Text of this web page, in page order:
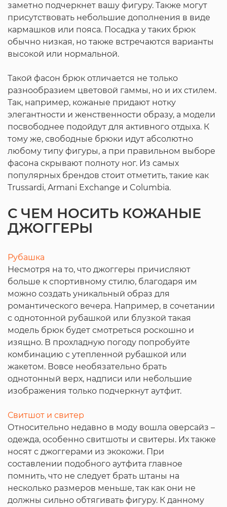
заметно подчеркнет вашу фигуру. Также могут
присутствовать небольшие дополнения в виде
кармашков или пояса. Посадка у таких брюк
обычно низкая, но также встречаются варианты
высокой или нормальной.
Такой фасон брюк отличается не только
разнообразием цветовой гаммы, но и их стилем.
Так, например, кожаные придают нотку
элегантности и женственности образу, а модели
посвободнее подойдут для активного отдыха. К
тому же, свободные брюки идут абсолютно
любому типу фигуры, а при правильном выборе
фасона скрывают полноту ног. Из самых
популярных брендов стоит отметить, такие как
Trussardi, Armani Exchange и Columbia.
С ЧЕМ НОСИТЬ КОЖАНЫЕ
ДЖОГГЕРЫ
Рубашка
Несмотря на то, что джоггеры причисляют
больше к спортивному стилю, благодаря им
можно создать уникальный образ для
романтического вечера. Например, в сочетании
с однотонной рубашкой или блузкой такая
модель брюк будет смотреться роскошно и
изящно. В прохладную погоду попробуйте
комбинацию с утепленной рубашкой или
жакетом. Вовсе необязательно брать
однотонный верх, надписи или небольшие
изображения только подчеркнут аутфит.
Свитшот и свитер
Относительно недавно в моду вошла оверсайз –
одежда, особенно свитшоты и свитеры. Их также
носят с джоггерами из экокожи. При
составлении подобного аутфита главное
помнить, что не следует брать штаны на
несколько размеров меньше, так как они не
должны сильно обтягивать фигуру. К данному